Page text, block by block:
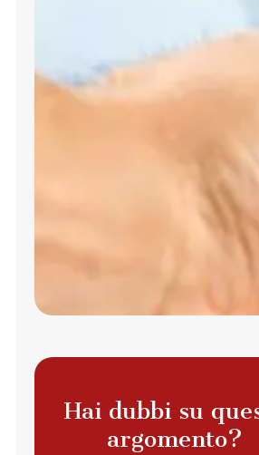
Hai dubbi su
argomento?